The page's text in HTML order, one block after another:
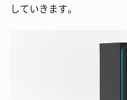
していきます。